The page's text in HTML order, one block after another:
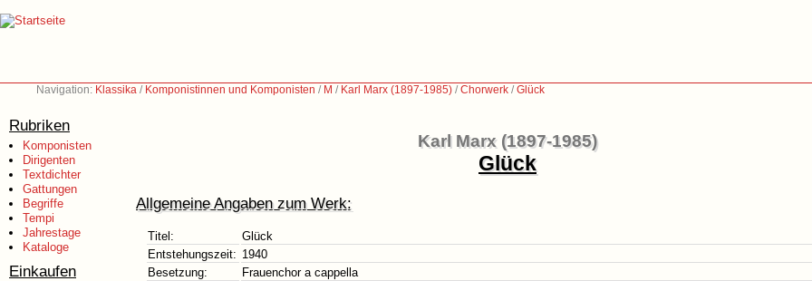
Navigation: Klassika / Komponistinnen und Komponisten / M / Karl Marx (1897-1985) /Chorwerk /Glück
Rubriken
Komponisten
Dirigenten
Textdichter
Gattungen
Begriffe
Tempi
Jahrestage
Kataloge
Einkaufen
Karl Marx (1897-1985)
Glück
Allgemeine Angaben zum Werk:
Titel:
Glück
Entstehungszeit: 1940
Besetzung:
Frauenchor a cappella